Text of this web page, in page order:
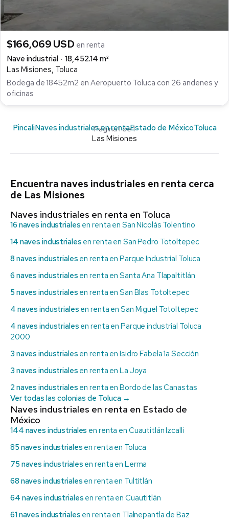
$166,069 USD en renta
Nave industrial
18,452.14 m²
Las Misiones, Toluca
Bodega de 18452m2 en Aeropuerto Toluca con 26 andenes y
oficinas
Página 1 de 1
PincaliNaves industriales en rentaEstado de MéxicoToluca
Las Misiones
Encuentra naves industriales en renta cerca
de Las Misiones
Naves industriales en renta en Toluca
16 naves industriales en renta en San Nicolás Tolentino
14 naves industriales en renta en San Pedro Totoltepec
8 naves industriales en renta en Parque Industrial Toluca
6 naves industriales en renta en Santa Ana Tlapaltitlán
5 naves industriales en renta en San Blas Totoltepec
4 naves industriales en renta en San Miguel Totoltepec
4 naves industriales en renta en Parque industrial Toluca
2000
3 naves industriales en renta en Isidro Fabela 1a Sección
3 naves industriales en renta en La Joya
2 naves industriales en renta en Bordo de las Canastas
Ver todas las colonias de Toluca →
Naves industriales en renta en Estado de
México
144 naves industriales en renta en Cuautitlán Izcalli
85 naves industriales en renta en Toluca
75 naves industriales en renta en Lerma
68 naves industriales en renta en Tultitlán
64 naves industriales en renta en Cuautitlán
61 naves industriales en renta en Tlalnepantla de Baz